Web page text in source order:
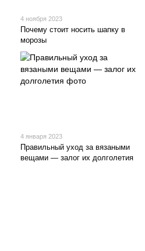
4 ноября 2023
Почему стоит носить шапку в
морозы
4 января 2023
Правильный уход за вязаными
вещами — залог их долголетия